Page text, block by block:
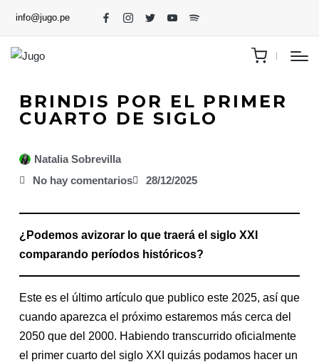
info@jugo.pe
BRINDIS POR EL PRIMER
CUARTO DE SIGLO
Natalia Sobrevilla
No hay comentarios
28/12/2025
¿Podemos avizorar lo que traerá el siglo XXI
comparando períodos históricos?
Este es el último artículo que publico este 2025, así que
cuando aparezca el próximo estaremos más cerca del
2050 que del 2000. Habiendo transcurrido oficialmente
el primer cuarto del siglo XXI quizás podamos hacer un